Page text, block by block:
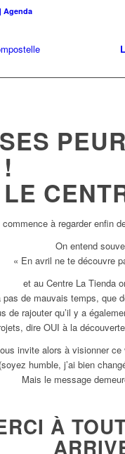
Agenda
LE
à regarder enfin
On entend
« En avril ne te découvre
et au Centre La Tienda
pas de mauvais temps, que
de rajouter qu’il y a
dire OUI à la
invite alors à visionner ce
(soyez humble, j’ai bien
Mais le message
À